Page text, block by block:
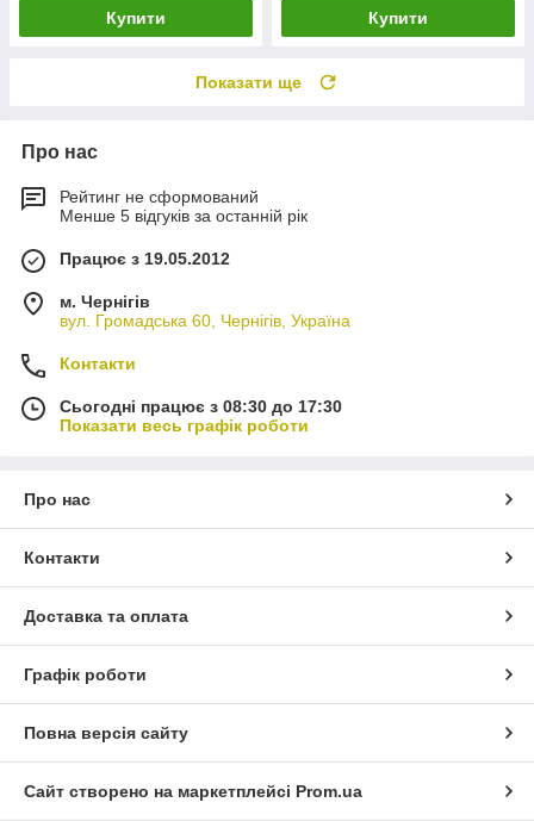
Купити Купити
Показати ще
Про нас
Рейтинг не сформований
Менше 5 відгуків за останній рік
Працює з 19.05.2012
м. Чернігів
вул. Громадська 60, Чернігів, Україна
Контакти
Сьогодні працює з 08:30 до 17:30
Показати весь графік роботи
Про нас
Контакти
Доставка та оплата
Графік роботи
Повна версія сайту
Сайт створено на маркетплейсі Prom.ua